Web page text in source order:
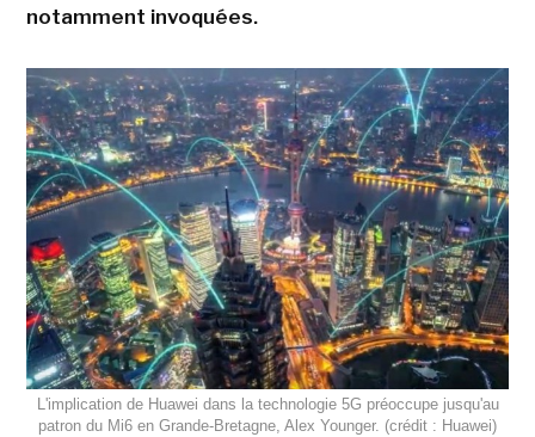
notamment invoquées.
L'implication de Huawei dans la technologie 5G préoccupe jusqu'au
patron du Mi6 en Grande-Bretagne, Alex Younger. (crédit : Huawei)